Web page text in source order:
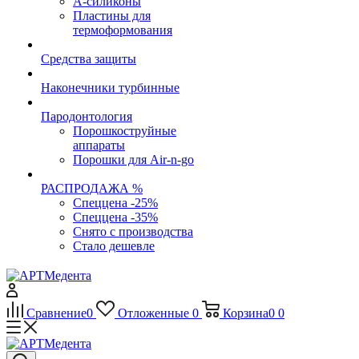
Пластины для
термоформования
Средства защиты
Наконечники турбинные
Пародонтология
Порошкоструйные
аппараты
Порошки для Air-n-go
РАСПРОДАЖА %
Спеццена -25%
Спеццена -35%
Снято с производства
Стало дешевле
Сравнение0 Отложенные 0 Корзина0 0